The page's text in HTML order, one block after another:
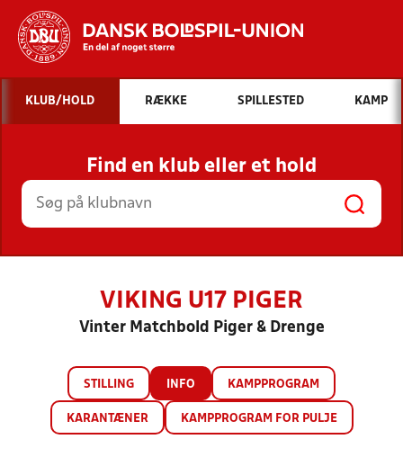
Hvad vil du søge efter?
INDHOLD OG NYHEDER
STILLINGER, RESULTATER, KLUBBER OG
HOLD
KLUB/HOLD RÆKKE SPILLESTED KAMP
Find en klub eller et hold
VIKING U17 PIGER
Vinter Matchbold Piger & Drenge
STILLING INFO KAMPPROGRAM
KARANTÆNER KAMPPROGRAM FOR PULJE